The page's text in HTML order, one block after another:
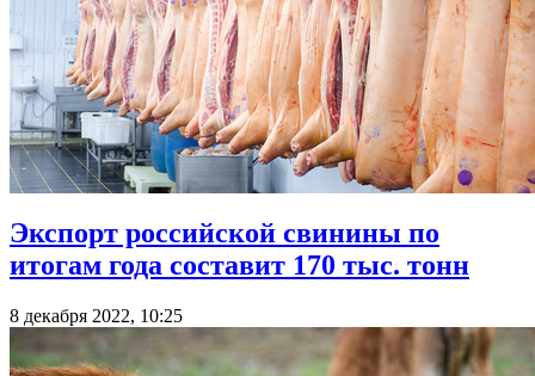
Экспорт российской свинины по
итогам года составит 170 тыс. тонн
8 декабря 2022, 10:25